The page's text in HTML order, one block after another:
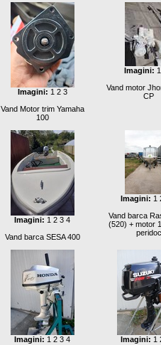
Imagini: 1 2 3
Vand Motor trim Yamaha
100
Imagini: 1
Vand motor
CP
Imagini: 1 2 3 4
Vand barca SESA 400
Imagini: 1
Vand barca
(520) + motor
peridoc
Imagini: 1 2 3 4
Imagini: 1